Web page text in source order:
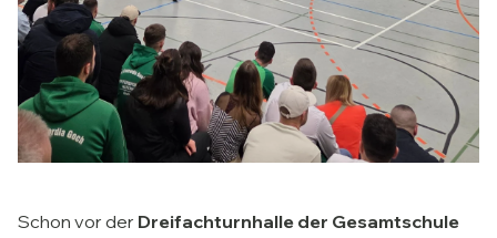
Schon vor der Dreifachturnhalle der Gesamtschule